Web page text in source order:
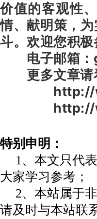
价值的客观性
情、献明策，
斗。欢迎您积极
电子邮箱：
更多文章请
http://
http://
特别申明：
1、本文只代
大家学习参考；
2、本站属于
请及时与本站联